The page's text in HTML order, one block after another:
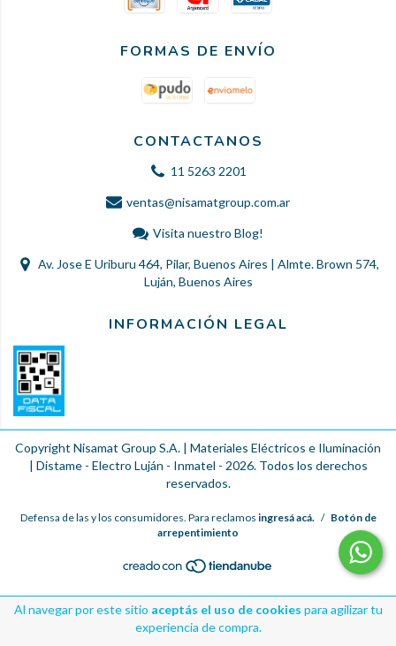
Al navegar por este sitio aceptás el uso de cookies para agilizar tu
experiencia de compra.
FORMAS DE ENVÍO
CONTACTANOS
11 5263 2201
ventas@nisamatgroup.com.ar
Visita nuestro Blog!
Av. Jose E Uriburu 464, Pilar, Buenos Aires | Almte. Brown 574,
Luján, Buenos Aires
INFORMACIÓN LEGAL
Copyright Nisamat Group S.A. | Materiales Eléctricos e Iluminación
| Distame - Electro Luján - Inmatel - 2026. Todos los derechos
reservados.
Defensa de las y los consumidores. Para reclamos ingresá acá. / Botón de
arrepentimiento